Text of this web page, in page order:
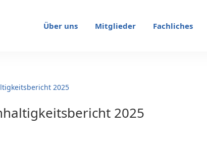
Über uns Mitglieder Fachliches
2025